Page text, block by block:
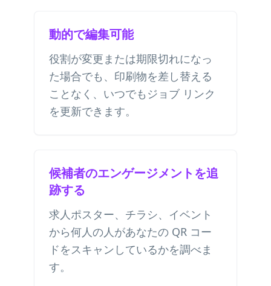
動的で編集可能
役割が変更または期限切れになっ
た場合でも、印刷物を差し替える
ことなく、いつでもジョブ リンク
を更新できます。
候補者のエンゲージメントを追
跡する
求人ポスター、チラシ、イベント
から何人の人があなたの QR コー
ドをスキャンしているかを調べま
す。